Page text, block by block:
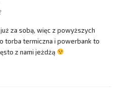
za sobą, więc z powyższych
torba termiczna i powerbank to
z nami jeżdżą